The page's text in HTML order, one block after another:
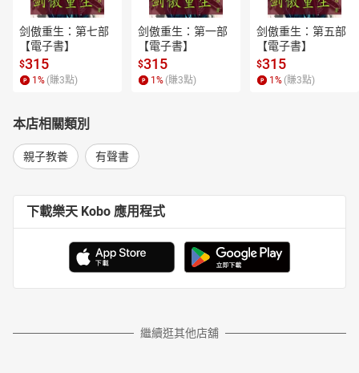
剑傲重生：第七部
【電子書】
$315
1% (賺3點)
剑傲重生：第一部
【電子書】
$315
1% (賺3點)
剑傲重生：第五部
【電子書】
$315
1% (賺3點)
本店相關類別
親子教養 有聲書
下載樂天 Kobo 應用程式
繼續逛其他店舖